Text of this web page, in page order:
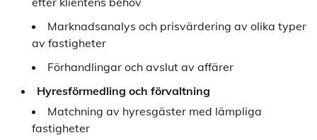
Marknadsanalys och prisvärdering av olika typer
av fastigheter
Förhandlingar och avslut av affärer
Hyresförmedling och förvaltning
Matchning av hyresgäster med lämpliga
fastigheter